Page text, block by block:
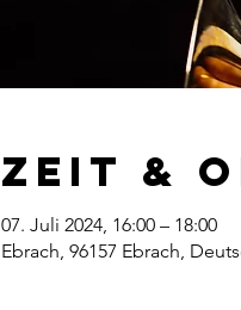
Zeit &
07. Juli 2024, 16:00 – 18:00
Ebrach, 96157 Ebrach,